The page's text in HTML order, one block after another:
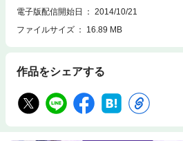
電子版配信開始日
2014/10/21
ファイルサイズ
16.89 MB
作品をシェアする